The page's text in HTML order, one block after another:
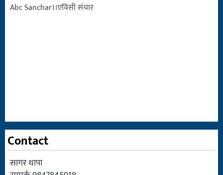
Abc Sanchar।।एविसी संचार
Contact
सागर थापा